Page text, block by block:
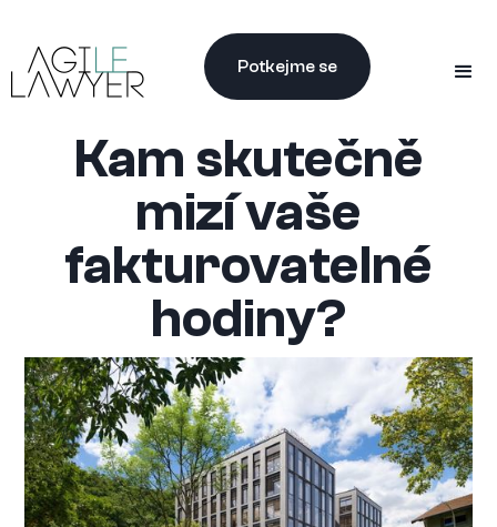
Potkejme se
Kam skutečně
mizí vaše
fakturovatelné
hodiny?